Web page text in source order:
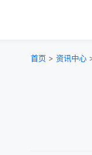
首页 > 资讯中心